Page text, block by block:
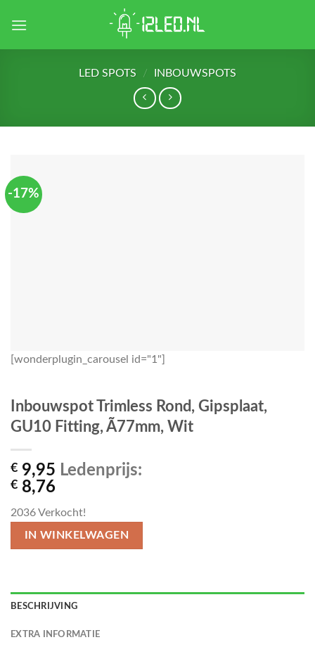
LED SPOTS / INBOUWSPOTS
-17%
[wonderplugin_carousel id="1"]
Inbouwspot Trimless Rond, Gipsplaat,
GU10 Fitting, Ã77mm, Wit
€ 9,95 Ledenprijs:
€ 8,76
2036Verkocht!
IN WINKELWAGEN
BESCHRIJVING
EXTRA INFORMATIE